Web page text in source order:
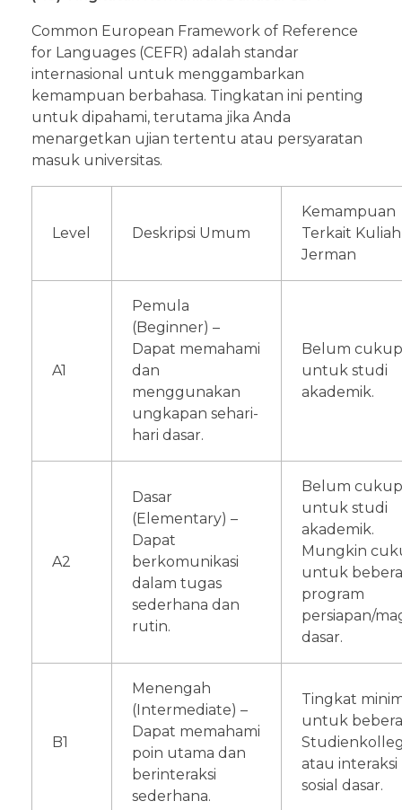
Common European Framework of Reference
for Languages (CEFR) adalah standar
internasional untuk menggambarkan
kemampuan berbahasa. Tingkatan ini penting
untuk dipahami, terutama jika Anda
menargetkan ujian tertentu atau persyaratan
masuk universitas.
Level Deskripsi Umum
Kemampuan
Terkait
Jerman
A1
Pemula
(Beginner) –
Dapat memahami
dan
menggunakan
ungkapan sehari-
hari dasar.
Belum
untuk studi
akademik.
A2
Dasar
(Elementary) –
Dapat
berkomunikasi
dalam tugas
sederhana dan
rutin.
Belum
untuk studi
akademik.
Mungkin
untuk
program
persiapan/
dasar.
B1
Menengah
(Intermediate) –
Dapat memahami
poin utama dan
berinteraksi
sederhana.
Tingkat
untuk
atau interaksi
sosial dasar.